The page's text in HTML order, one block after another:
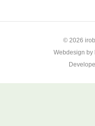
© 2026
Webdesign by